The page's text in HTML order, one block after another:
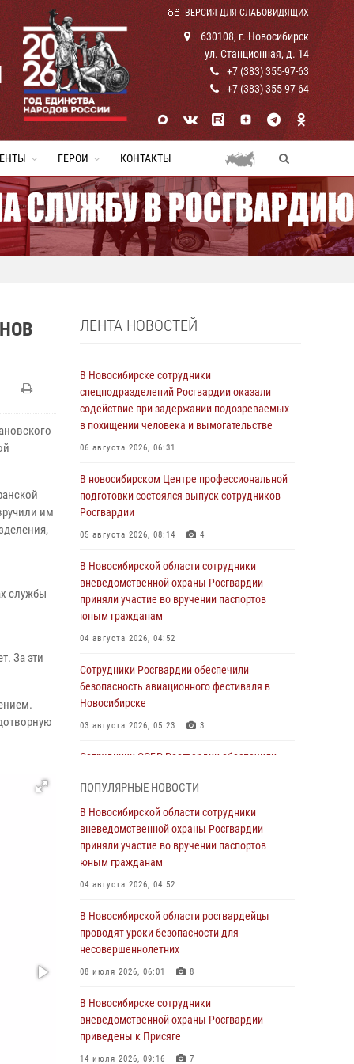
ВЕРСИЯ ДЛЯ СЛАБОВИДЯЩИХ
630108, г. Новосибирск
ул. Станционная, д. 14
+7 (383) 355-97-63
+7 (383) 355-97-64
ГЕРОИ КОНТАКТЫ
им
службы
За эти
ЛЕНТА НОВОСТЕЙ
В Новосибирске сотрудники
спецподразделений Росгвардии оказали
содействие при задержании подозреваемых
в похищении человека и вымогательстве
06 августа 2026, 06:31
В новосибирском Центре профессиональной
подготовки состоялся выпуск сотрудников
Росгвардии
05 августа 2026, 08:14 4
В Новосибирской области сотрудники
вневедомственной охраны Росгвардии
приняли участие во вручении паспортов
юным гражданам
04 августа 2026, 04:52
Сотрудники Росгвардии обеспечили
безопасность авиационного фестиваля в
Новосибирске
03 августа 2026, 05:23 3
Сотрудники СОБР Росгвардии обеспечили
обысков в рамках расследования серии
мошенничеств
31 июля 2026, 07:52
В Новосибирском военном институте
30 июля 2026, 08:11 8
При силовой поддержке бойцов ОМОН и
СОБР Росгвардии пресечена деятельность
сфере страхования
29 июля 2026, 05:19
В Новосибирске сотрудниками
ПОПУЛЯРНЫЕ НОВОСТИ
В Новосибирской области сотрудники
вневедомственной охраны Росгвардии
приняли участие во вручении паспортов
юным гражданам
04 августа 2026, 04:52
В Новосибирской области росгвардейцы
проводят уроки безопасности для
несовершеннолетних
08 июля 2026, 06:01 8
В Новосибирске сотрудники
вневедомственной охраны Росгвардии
приведены к Присяге
14 июля 2026, 09:16 7